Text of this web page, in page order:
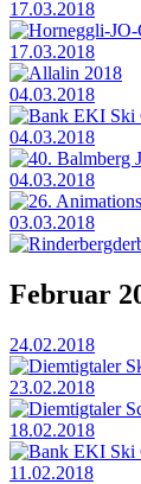
17.03.2018
Horneggli-
17.03.2018
Allalin 2018
04.03.2018
Bank EKI Ski
04.03.2018
40. Balmberg
04.03.2018
26.
03.03.2018
Februar
24.02.2018
Diemtigtaler
23.02.2018
Diemtigtaler
18.02.2018
Bank EKI Ski
11.02.2018